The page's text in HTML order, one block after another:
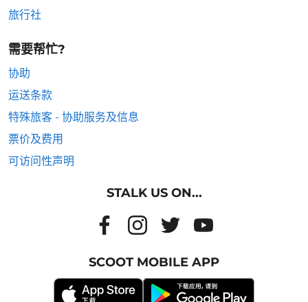
旅行社
需要帮忙?
协助
运送条款
特殊旅客 - 协助服务及信息
票价及费用
可访问性声明
STALK US ON...
SCOOT MOBILE APP